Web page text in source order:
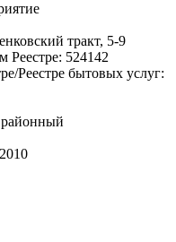
тракт, 5-9
Реестре: 524142
Реестре бытовых услуг: